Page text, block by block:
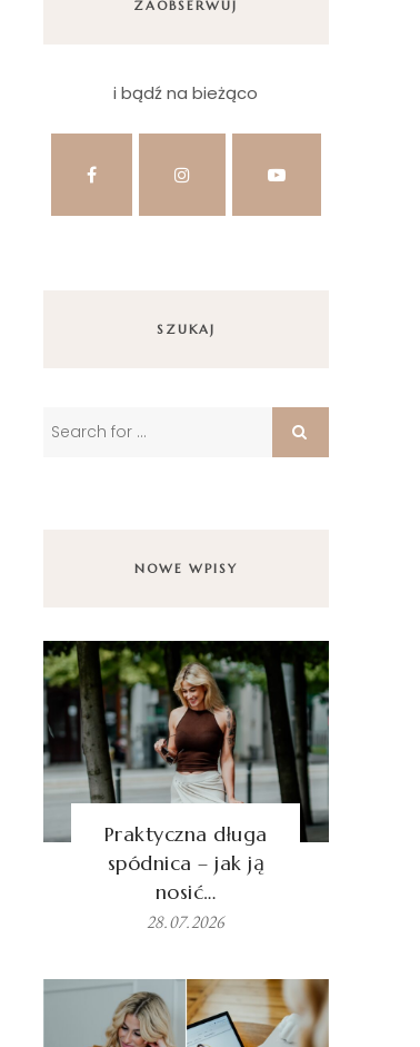
ZAOBSERWUJ
i bądź na bieżąco
SZUKAJ
NOWE WPISY
Praktyczna długa
spódnica – jak ją
nosić…
28.07.2026